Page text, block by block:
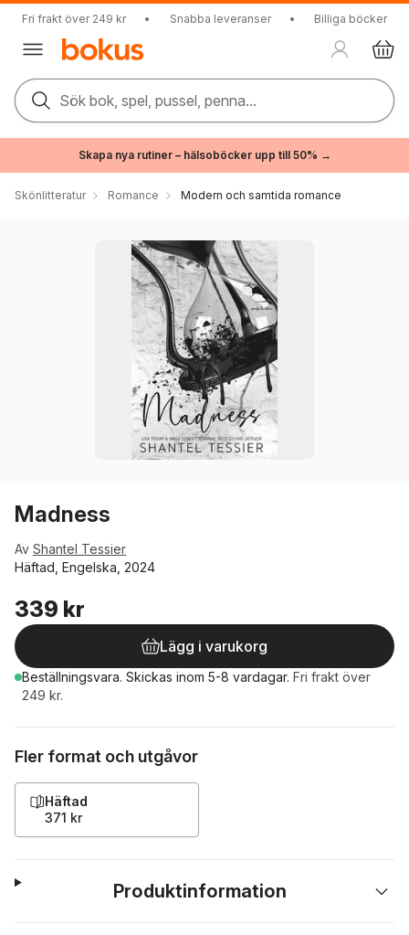
Fri frakt över 249 kr • Snabba leveranser • Billiga böcker
Sök bok, spel, pussel, penna...
Skapa nya rutiner – hälsoböcker upp till 50% →
Skönlitteratur Romance Modern och samtida romance
Madness
Av Shantel Tessier
Häftad, Engelska, 2024
339 kr
Lägg i varukorg
Beställningsvara. Skickas inom 5-8 vardagar. Fri frakt över
249 kr.
Fler format och utgåvor
Häftad
371 kr
Produktinformation